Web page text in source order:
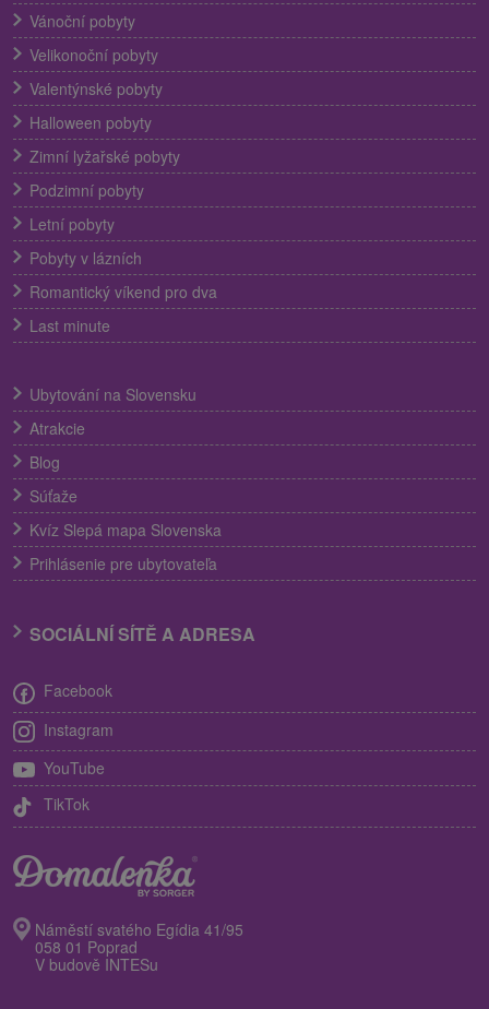
Vánoční pobyty
Velikonoční pobyty
Valentýnské pobyty
Halloween pobyty
Zimní lyžařské pobyty
Podzimní pobyty
Letní pobyty
Pobyty v lázních
Romantický víkend pro dva
Last minute
Ubytování na Slovensku
Atrakcie
Blog
Súťaže
Kvíz Slepá mapa Slovenska
Prihlásenie pre ubytovateľa
SOCIÁLNÍ SÍTĚ A ADRESA
Facebook
Instagram
YouTube
TikTok
Náměstí svatého Egídia 41/95
058 01 Poprad
V budově INTESu